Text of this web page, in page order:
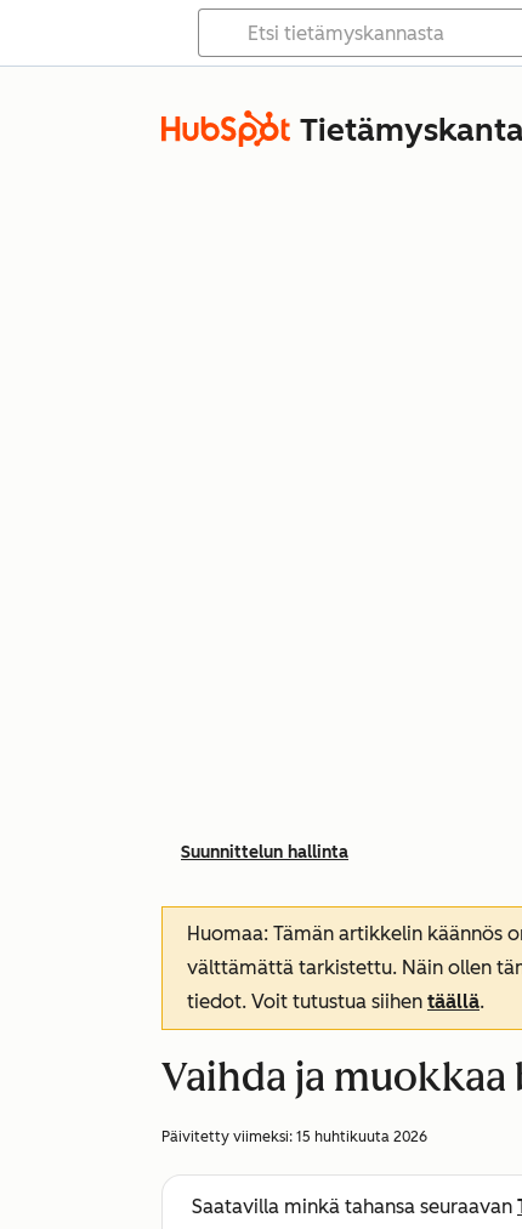
Suunnittelun hallinta
Huomaa: Tämän artikkelin käännös
välttämättä tarkistettu. Näin ollen
tiedot. Voit tutustua siihen täällä.
Vaihda ja
Päivitetty viimeksi: 15 huhtikuuta 2026
Saatavilla minkä tahansa seuraavan